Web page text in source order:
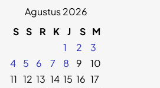
Agustus 2026
S S R K J S M
1
2
3
4
5 6 7 8 9
10
11 12 13 14 15 16 17